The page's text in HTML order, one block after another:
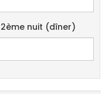
nuit (dîner)